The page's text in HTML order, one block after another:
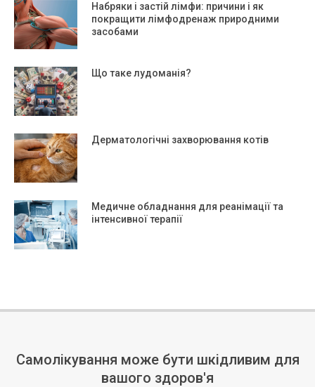
Набряки і застій лімфи: причини і як
покращити лімфодренаж природними
засобами
Що таке лудоманія?
Дерматологічні захворювання котів
Медичне обладнання для реанімації та
інтенсивної терапії
Самолікування може бути шкідливим для
вашого здоров'я